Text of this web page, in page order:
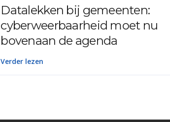
Datalekken bij gemeenten:
cyberweerbaarheid moet nu
bovenaan de agenda
Verder lezen